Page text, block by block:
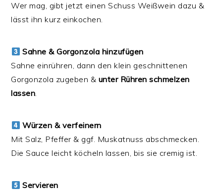
Wer mag, gibt jetzt einen Schuss Weißwein dazu &
lässt ihn kurz einkochen.
Sahne & Gorgonzola hinzufügen
Sahne einrühren, dann den klein geschnittenen
Gorgonzola zugeben & unter Rühren schmelzen
lassen.
Würzen & verfeinern
Mit Salz, Pfeffer & ggf. Muskatnuss abschmecken.
Die Sauce leicht köcheln lassen, bis sie cremig ist.
Servieren